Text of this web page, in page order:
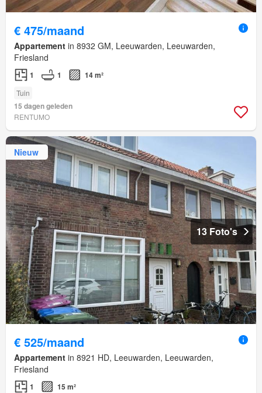
€ 475/maand
Appartement in 8932 GM, Leeuwarden, Leeuwarden,
Friesland
1 1 14 m²
Tuin
15 dagen geleden
RENTUMO
Nieuw
13 Foto's
€ 525/maand
Appartement in 8921 HD, Leeuwarden, Leeuwarden,
Friesland
1 15 m²